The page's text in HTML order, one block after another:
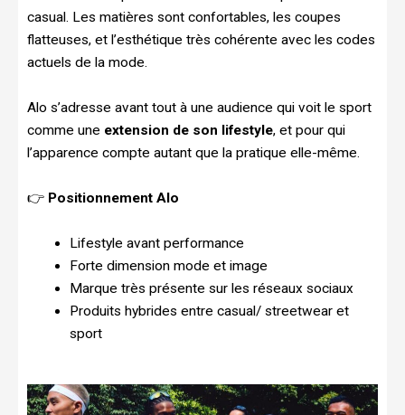
casual. Les matières sont confortables, les coupes
flatteuses, et l’esthétique très cohérente avec les codes
actuels de la mode.
Alo s’adresse avant tout à une audience qui voit le sport
comme une extension de son lifestyle, et pour qui
l’apparence compte autant que la pratique elle-même.
👉 Positionnement Alo
Lifestyle avant performance
Forte dimension mode et image
Marque très présente sur les réseaux sociaux
Produits hybrides entre casual/ streetwear et
sport